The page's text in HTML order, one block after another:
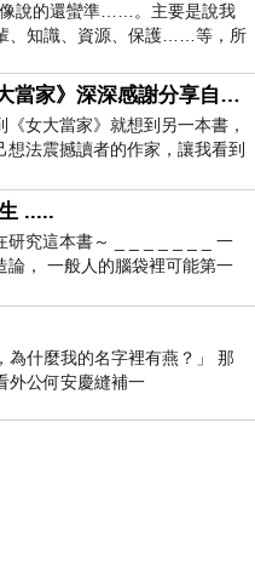
說的還蠻準……。主要是說我
、知識、資源、保護……等，所
好書推薦《女大當家》深深感謝分享自己想法震撼讀者的作家，讓我看到不同樣貌的家庭！
女大當家》就想到另一本書，
想法震撼讀者的作家，讓我看到
《女大
.....
研究這本書～ _ _ _ _ _ _ _ 一
論， 一般人的腦袋裡可能第一
很科
為什麼我的名字裡有燕？」 那
外公何安慶縫補一